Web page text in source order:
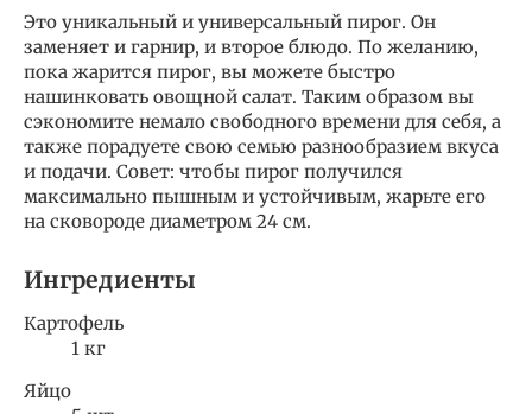
Это уникальный и универсальный пирог. Он
заменяет и гарнир, и второе блюдо. По желанию,
пока жарится пирог, вы можете быстро
нашинковать овощной салат. Таким образом вы
сэкономите немало свободного времени для себя, а
также порадуете свою семью разнообразием вкуса
и подачи. Совет: чтобы пирог получился
максимально пышным и устойчивым, жарьте его
на сковороде диаметром 24 см.
Ингредиенты
Картофель
1 кг
Яйцо